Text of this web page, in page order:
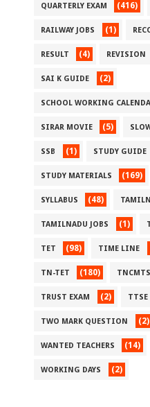
QUARTERLY EXAM (416)
RAILWAY JOBS (1)
RESULT (4) REVISION
SAI K GUIDE (2)
SCHOOL WORKING
SIRAR MOVIE (5)
SSB (1) STUDY GUIDE
STUDY MATERIALS (169)
SYLLABUS (48)
TAMILNADU JOBS (1)
TET (98) TIME LINE
TN-TET (180)
TRUST EXAM (2) TTSE
TWO MARK QUESTION (2)
WANTED TEACHERS (14)
WORKING DAYS (2)